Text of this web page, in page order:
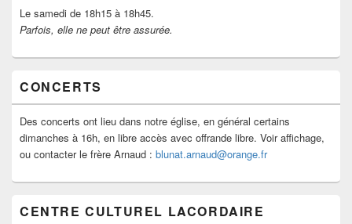
Le samedi de 18h15 à 18h45.
Parfois, elle ne peut être assurée.
CONCERTS
Des concerts ont lieu dans notre église, en général certains
dimanches à 16h, en libre accès avec offrande libre. Voir affichage,
ou contacter le frère Arnaud : blunat.arnaud@orange.fr
CENTRE CULTUREL LACORDAIRE